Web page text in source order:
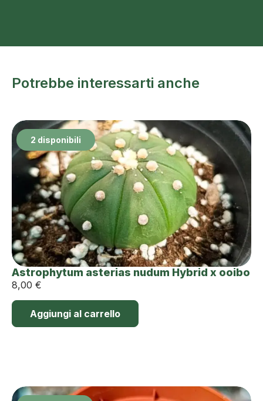
Potrebbe interessarti anche
2 disponibili
Astrophytum asterias nudum Hybrid x ooibo
8,00 €
Aggiungi al carrello